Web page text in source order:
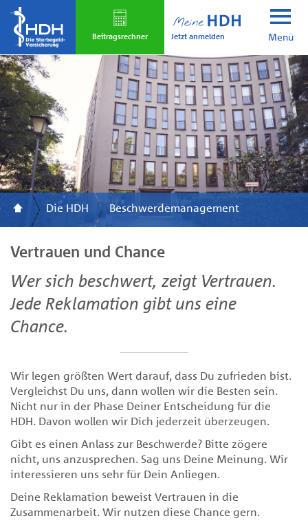
Skip
main
content
Beitrags­rechner Jetzt anmelden Menü
Die HDH Beschwerdemanagement
Vertrauen und Chance
Wer sich beschwert, zeigt Vertrauen.
Jede Reklamation gibt uns eine
Chance.
Wir legen größten Wert darauf, dass Du zufrieden bist.
Vergleichst Du uns, dann wollen wir die Besten sein.
Nicht nur in der Phase Deiner Entscheidung für die
HDH. Davon wollen wir Dich jederzeit überzeugen.
Gibt es einen Anlass zur Beschwerde? Bitte zögere
nicht, uns anzusprechen. Sag uns Deine Meinung. Wir
interessieren uns sehr für Dein Anliegen.
Deine Reklamation beweist Vertrauen in die
Zusammenarbeit. Wir nutzen diese Chance gern.